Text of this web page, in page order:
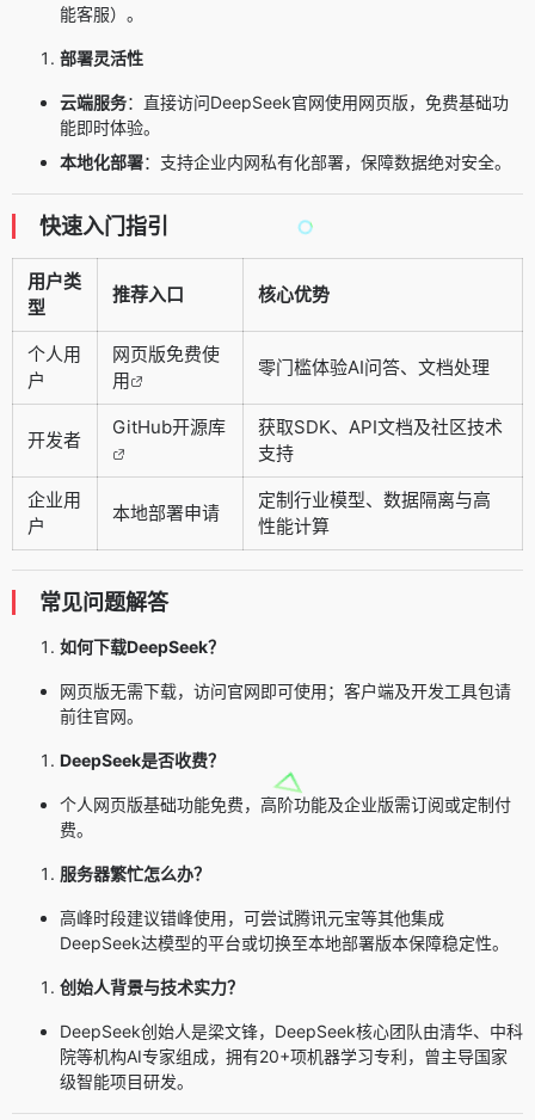
能客服）。
部署灵活性
云端服务：直接访问DeepSeek官网使用网页版，免费基础功
能即时体验。
本地化部署：支持企业内网私有化部署，保障数据绝对安全。
快速入门指引
用户类
型
推荐入口 核心优势
个人用
户
网页版免费使
用
零门槛体验AI问答、文档处理
开发者
GitHub开源库
获取SDK、API文档及社区技术
支持
企业用
户
本地部署申请
定制行业模型、数据隔离与高
性能计算
常见问题解答
如何下载DeepSeek？
网页版无需下载，访问官网即可使用；客户端及开发工具包请
前往官网。
DeepSeek是否收费？
个人网页版基础功能免费，高阶功能及企业版需订阅或定制付
费。
服务器繁忙怎么办？
高峰时段建议错峰使用，可尝试腾讯元宝等其他集成
DeepSeek达模型的平台或切换至本地部署版本保障稳定性。
创始人背景与技术实力？
DeepSeek创始人是梁文锋，DeepSeek核心团队由清华、中科
院等机构AI专家组成，拥有20+项机器学习专利，曾主导国家
级智能项目研发。